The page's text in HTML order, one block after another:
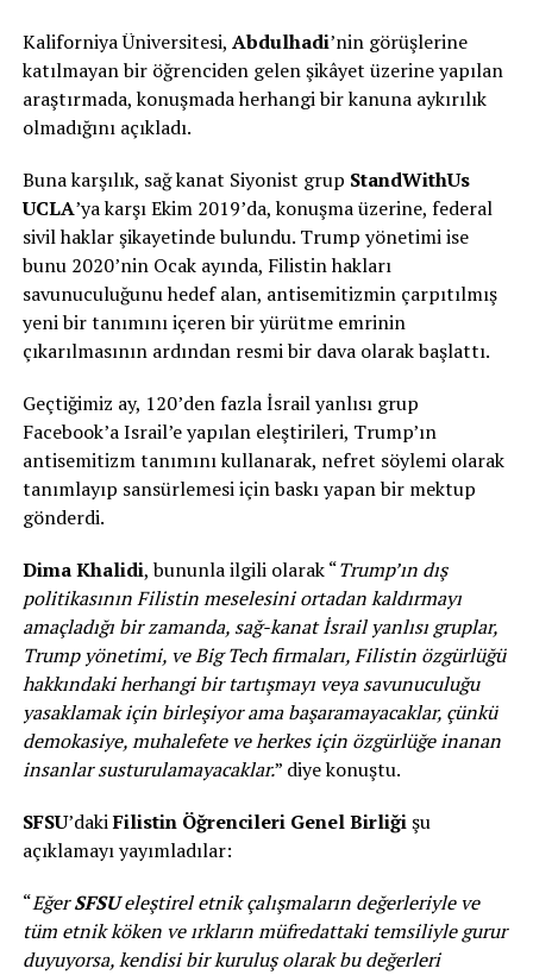
Kaliforniya Üniversitesi, Abdulhadi’nin görüşlerine
katılmayan bir öğrenciden gelen şikâyet üzerine yapılan
araştırmada, konuşmada herhangi bir kanuna aykırılık
olmadığını açıkladı.
Buna karşılık, sağ kanat Siyonist grup StandWithUs
UCLA’ya karşı Ekim 2019’da, konuşma üzerine, federal
sivil haklar şikayetinde bulundu. Trump yönetimi ise
bunu 2020’nin Ocak ayında, Filistin hakları
savunuculuğunu hedef alan, antisemitizmin çarpıtılmış
yeni bir tanımını içeren bir yürütme emrinin
çıkarılmasının ardından resmi bir dava olarak başlattı.
Geçtiğimiz ay, 120’den fazla İsrail yanlısı grup
Facebook’a Israil’e yapılan eleştirileri, Trump’ın
antisemitizm tanımını kullanarak, nefret söylemi olarak
tanımlayıp sansürlemesi için baskı yapan bir mektup
gönderdi.
Dima Khalidi, bununla ilgili olarak “Trump’ın dış
politikasının Filistin meselesini ortadan kaldırmayı
amaçladığı bir zamanda, sağ-kanat İsrail yanlısı gruplar,
Trump yönetimi, ve Big Tech firmaları, Filistin özgürlüğü
hakkındaki herhangi bir tartışmayı veya savunuculuğu
yasaklamak için birleşiyor ama başaramayacaklar, çünkü
demokasiye, muhalefete ve herkes için özgürlüğe inanan
insanlar susturulamayacaklar.” diye konuştu.
SFSU’dakiFilistin Öğrencileri Genel Birliğişu
açıklamayı yayımladılar:
“EğerSFSUeleştirel etnik çalışmaların değerleriyle ve
tüm etnik köken ve ırkların müfredattaki temsiliyle gurur
duyuyorsa, kendisi bir kuruluş olarak bu değerleri